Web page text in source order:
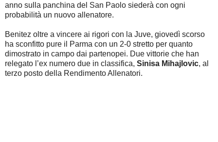
anno sulla panchina del San Paolo siederà con ogni
probabilità un nuovo allenatore.
Benitez oltre a vincere ai rigori con la Juve, giovedì scorso
ha sconfitto pure il Parma con un 2-0 stretto per quanto
dimostrato in campo dai partenopei. Due vittorie che han
relegato l’ex numero due in classifica, Sinisa Mihajlovic, al
terzo posto della Rendimento Allenatori.